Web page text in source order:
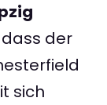
der
sich